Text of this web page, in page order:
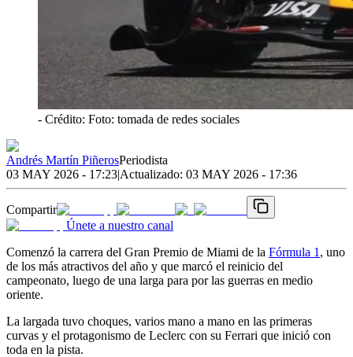
- Crédito: Foto: tomada de redes sociales
Andrés Martín PiñerosPeriodista
03 MAY 2026 - 17:23|Actualizado: 03 MAY 2026 - 17:36
Compartir
Únete a nuestro canal
Comenzó la carrera del Gran Premio de Miami de la Fórmula 1 , uno
de los más atractivos del año y que marcó el reinicio del
campeonato, luego de una larga para por las guerras en medio
oriente.
La largada tuvo choques, varios mano a mano en las primeras
curvas y el protagonismo de Leclerc con su Ferrari que inició con
toda en la pista.